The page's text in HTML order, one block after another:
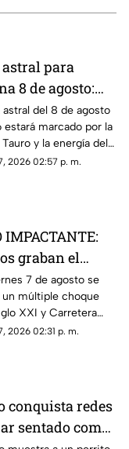
para
8 de agosto:
y el
de cada
astral del 8 de agosto
estará marcado por la
Tauro y la energía del
Conoce los
2026 02:57 p. m.
IMPACTANTE:
graban el
exacto en que
varios
7 de agosto se
múltiple choque
XXI y Carretera
Oriente
2026 02:31 p. m.
conquista redes
sentado como